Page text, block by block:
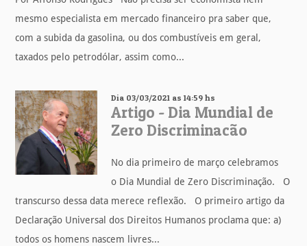
mesmo especialista em mercado financeiro pra saber que,
com a subida da gasolina, ou dos combustíveis em geral,
taxados pelo petrodólar, assim como...
Dia 03/03/2021 as 14:59 hs
Artigo - Dia Mundial de
Zero Discriminacão
No dia primeiro de março celebramos
o Dia Mundial de Zero Discriminação. O
transcurso dessa data merece reflexão. O primeiro artigo da
Declaração Universal dos Direitos Humanos proclama que: a)
todos os homens nascem livres...